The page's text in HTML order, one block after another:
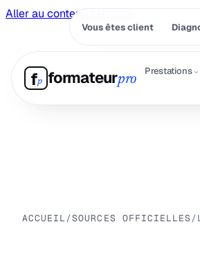
Aller au contenu principal
Vous êtes client
fp formateurpro
Prestations⌄
ACCUEIL /SOURCES OFFICIELLES/